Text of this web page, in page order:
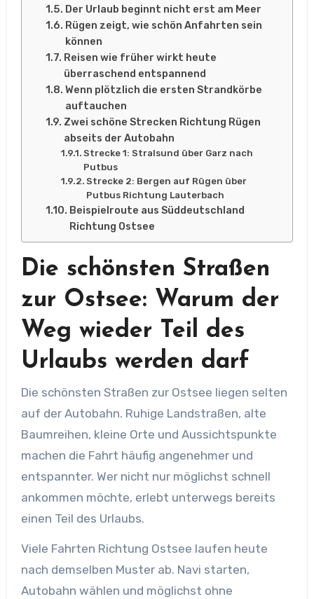
Der Urlaub beginnt nicht erst am Meer
Rügen zeigt, wie schön Anfahrten sein
können
Reisen wie früher wirkt heute
überraschend entspannend
Wenn plötzlich die ersten Strandkörbe
auftauchen
Zwei schöne Strecken Richtung Rügen
abseits der Autobahn
Strecke 1: Stralsund über Garz nach
Putbus
Strecke 2: Bergen auf Rügen über
Putbus Richtung Lauterbach
Beispielroute aus Süddeutschland
Richtung Ostsee
Die schönsten Straßen
zur Ostsee: Warum der
Weg wieder Teil des
Urlaubs werden darf
Die schönsten Straßen zur Ostsee liegen selten
auf der Autobahn. Ruhige Landstraßen, alte
Baumreihen, kleine Orte und Aussichtspunkte
machen die Fahrt häufig angenehmer und
entspannter. Wer nicht nur möglichst schnell
ankommen möchte, erlebt unterwegs bereits
einen Teil des Urlaubs.
Viele Fahrten Richtung Ostsee laufen heute
nach demselben Muster ab. Navi starten,
Autobahn wählen und möglichst ohne